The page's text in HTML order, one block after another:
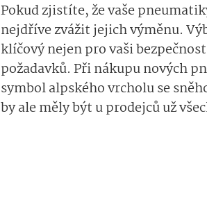
Pokud zjistíte, že vaše
nejdříve zvážit jejich výměnu.
klíčový nejen pro vaši
požadavků. Při nákupu nových
symbol alpského vrcholu se
by ale měly být u prodejců už